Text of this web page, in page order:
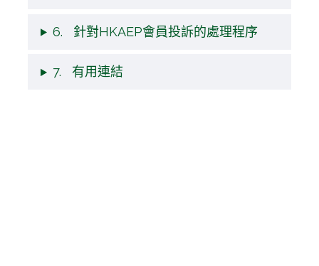
6. 針對HKAEP會員投訴的處理程序
7. 有用連結